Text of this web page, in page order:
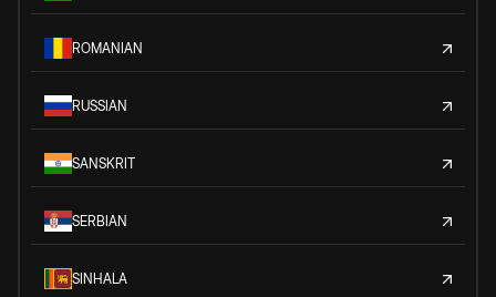
ROMANIAN
RUSSIAN
SANSKRIT
SERBIAN
SINHALA